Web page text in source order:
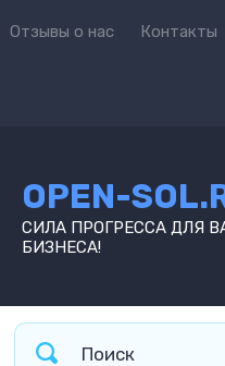
Отзывы о нас Контакты
OPEN-
СИЛА ПРОГРЕССА ДЛЯ
БИЗНЕСА!